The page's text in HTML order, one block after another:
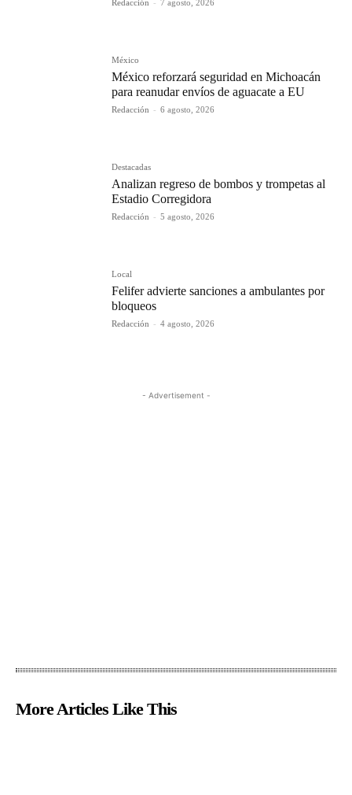
Redacción - 7 agosto, 2026
México
México reforzará seguridad en Michoacán
para reanudar envíos de aguacate a EU
Redacción - 6 agosto, 2026
Destacadas
Analizan regreso de bombos y trompetas al
Estadio Corregidora
Redacción - 5 agosto, 2026
Local
Felifer advierte sanciones a ambulantes por
bloqueos
Redacción - 4 agosto, 2026
- Advertisement -
More Articles Like This